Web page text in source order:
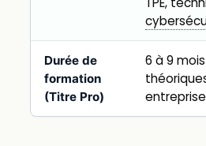
Durée de
formation
(Titre Pro)
6 à 9